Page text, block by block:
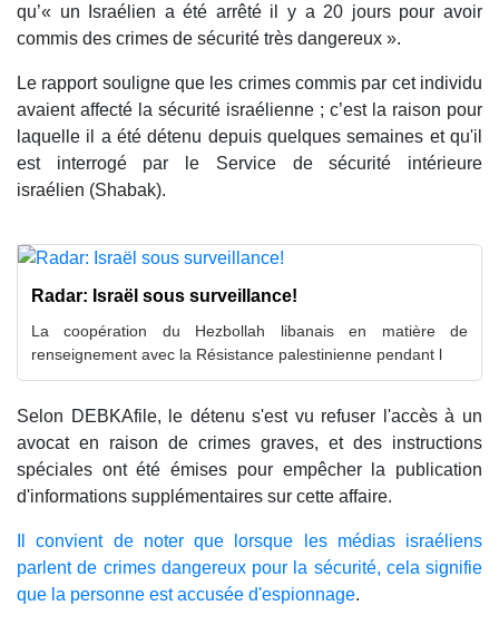
qu’« un Israélien a été arrêté il y a 20 jours pour avoir
commis des crimes de sécurité très dangereux ».
Le rapport souligne que les crimes commis par cet individu
avaient affecté la sécurité israélienne ; c’est la raison pour
laquelle il a été détenu depuis quelques semaines et qu'il
est interrogé par le Service de sécurité intérieure
israélien (Shabak).
Radar: Israël sous surveillance!
La coopération du Hezbollah libanais en matière de
renseignement avec la Résistance palestinienne pendant l
Selon DEBKAfile, le détenu s'est vu refuser l'accès à un
avocat en raison de crimes graves, et des instructions
spéciales ont été émises pour empêcher la publication
d'informations supplémentaires sur cette affaire.
Il convient de noter que lorsque les médias israéliens
parlent de crimes dangereux pour la sécurité, cela signifie
que la personne est accusée d'espionnage.